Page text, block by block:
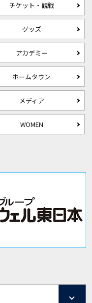
チケット・観戦
グッズ
アカデミー
ホームタウン
メディア
WOMEN